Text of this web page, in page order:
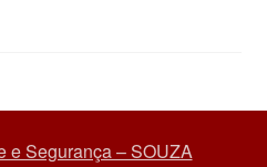
e Segurança – SOUZA